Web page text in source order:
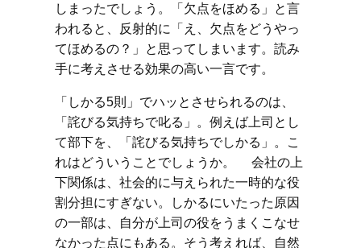
しまったでしょう。「欠点をほめる」と言
われると、反射的に「え、欠点をどうやっ
てほめるの？」と思ってしまいます。読み
手に考えさせる効果の高い一言です。
「しかる5則」でハッとさせられるのは、
「詫びる気持ちで叱る」。例えば上司とし
て部下を、「詫びる気持ちでしかる」。こ
れはどういうことでしょうか。 会社の上
下関係は、社会的に与えられた一時的な役
割分担にすぎない。しかるにいたった原因
の一部は、自分が上司の役をうまくこなせ
なかった点にもある。そう考えれば、自然